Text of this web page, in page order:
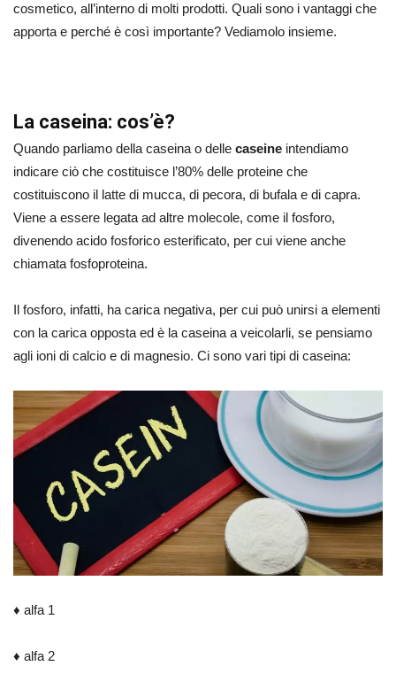
cosmetico, all’interno di molti prodotti. Quali sono i vantaggi che
apporta e perché è così importante? Vediamolo insieme.
La caseina: cos’è?
Quando parliamo della caseina o delle caseine intendiamo
indicare ciò che costituisce l’80% delle proteine che
costituiscono il latte di mucca, di pecora, di bufala e di capra.
Viene a essere legata ad altre molecole, come il fosforo,
divenendo acido fosforico esterificato, per cui viene anche
chiamata fosfoproteina.
Il fosforo, infatti, ha carica negativa, per cui può unirsi a elementi
con la carica opposta ed è la caseina a veicolarli, se pensiamo
agli ioni di calcio e di magnesio. Ci sono vari tipi di caseina:
♦ alfa 1
♦ alfa 2